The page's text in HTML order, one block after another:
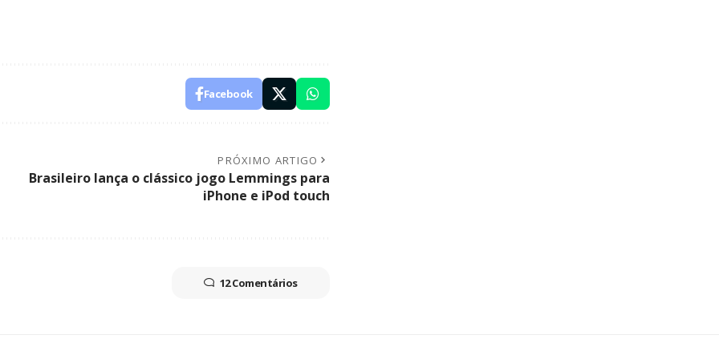
Facebook
PRÓXIMO ARTIGO
Brasileiro lança o clássico jogo Lemmings para
iPhone e iPod touch
12 Comentários